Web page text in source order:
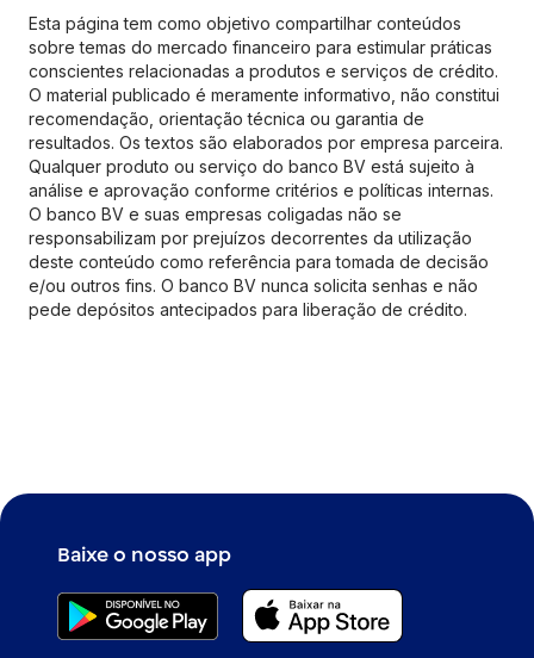
Esta página tem como objetivo compartilhar conteúdos
sobre temas do mercado financeiro para estimular práticas
conscientes relacionadas a produtos e serviços de crédito.
O material publicado é meramente informativo, não constitui
recomendação, orientação técnica ou garantia de
resultados. Os textos são elaborados por empresa parceira.
Qualquer produto ou serviço do banco BV está sujeito à
análise e aprovação conforme critérios e políticas internas.
O banco BV e suas empresas coligadas não se
responsabilizam por prejuízos decorrentes da utilização
deste conteúdo como referência para tomada de decisão
e/ou outros fins. O banco BV nunca solicita senhas e não
pede depósitos antecipados para liberação de crédito.
Baixe o nosso app